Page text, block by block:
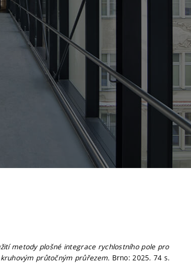
metody plošné integrace rychlostního pole pro
průtočným průřezem. Brno: 2025. 74 s.